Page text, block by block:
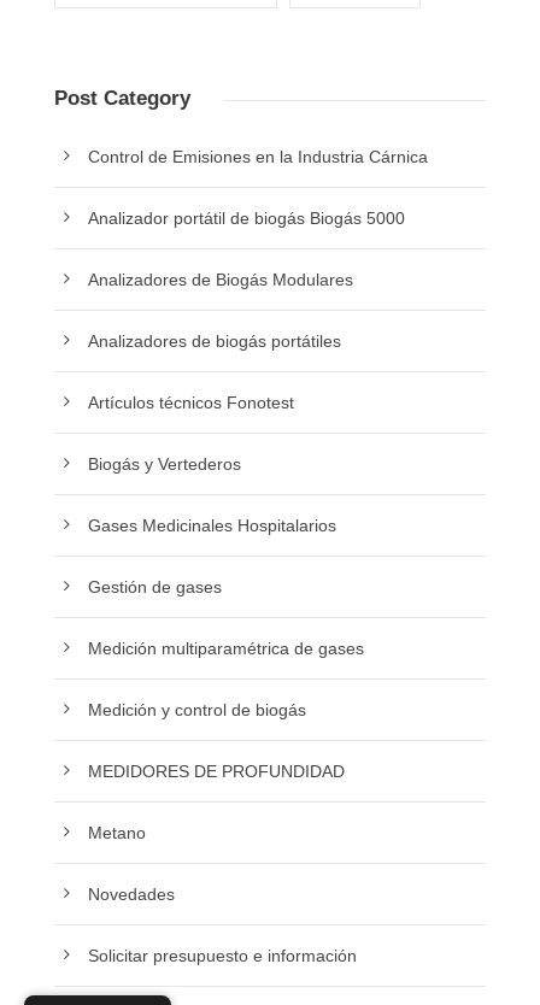
Post Category
Control de Emisiones en la Industria Cárnica
Analizador portátil de biogás Biogás 5000
Analizadores de Biogás Modulares
Analizadores de biogás portátiles
Artículos técnicos Fonotest
Biogás y Vertederos
Gases Medicinales Hospitalarios
Gestión de gases
Medición multiparamétrica de gases
Medición y control de biogás
MEDIDORES DE PROFUNDIDAD
Metano
Novedades
Solicitar presupuesto e información